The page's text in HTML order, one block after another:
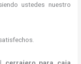
ustedes nuestro